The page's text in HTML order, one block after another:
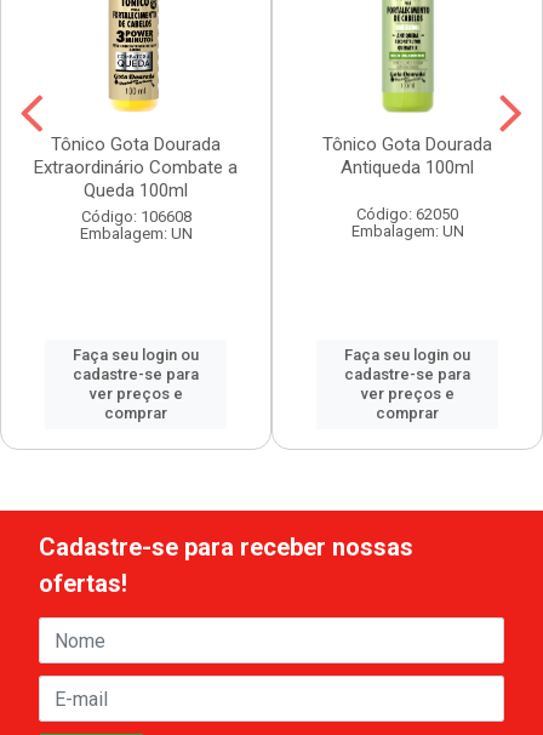
Tônico Gota Dourada
Extraordinário Combate a
Queda 100ml
Código: 106608
Embalagem: UN
Faça seu login ou
cadastre-se para
ver preços e
comprar
Tônico Gota Dourada
Antiqueda 100ml
Código: 62050
Embalagem: UN
Faça seu login ou
cadastre-se para
ver preços e
comprar
Cadastre-se para receber nossas
ofertas!